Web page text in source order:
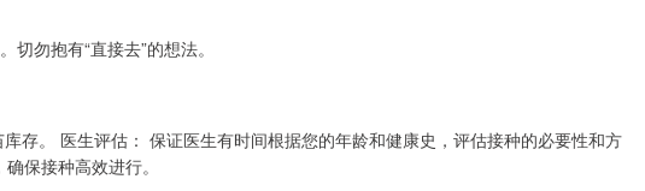
勿抱有“直接去”的想法。
存。 医生评估： 保证医生有时间根据您的年龄和健康史，评估接种的必要性和方
保接种高效进行。